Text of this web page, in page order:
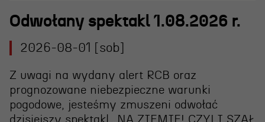
Odwołany spektakl 1.08.2026 r.
2026-08-01 [sob]
Z uwagi na wydany alert RCB oraz
prognozowane niebezpieczne warunki
pogodowe, jesteśmy zmuszeni odwołać
dzisiejszy spektakl „NA ZIEMIĘ! CZYLI SZAŁ